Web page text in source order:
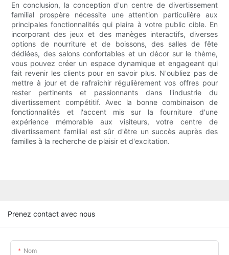
En conclusion, la conception d'un centre de divertissement
familial prospère nécessite une attention particulière aux
principales fonctionnalités qui plaira à votre public cible. En
incorporant des jeux et des manèges interactifs, diverses
options de nourriture et de boissons, des salles de fête
dédiées, des salons confortables et un décor sur le thème,
vous pouvez créer un espace dynamique et engageant qui
fait revenir les clients pour en savoir plus. N'oubliez pas de
mettre à jour et de rafraîchir régulièrement vos offres pour
rester pertinents et passionnants dans l'industrie du
divertissement compétitif. Avec la bonne combinaison de
fonctionnalités et l'accent mis sur la fourniture d'une
expérience mémorable aux visiteurs, votre centre de
divertissement familial est sûr d'être un succès auprès des
familles à la recherche de plaisir et d'excitation.
Prenez contact avec nous
Nom